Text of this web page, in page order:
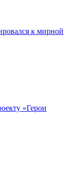
к мирной
«Герои